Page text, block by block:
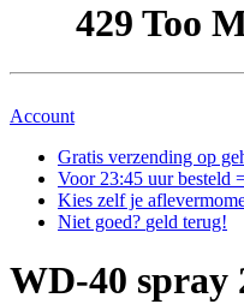
429 Too
Account
Gratis verzending op
Voor 23:45 uur besteld
Kies zelfje aflever
Niet goed? geld terug!
WD-40 spray